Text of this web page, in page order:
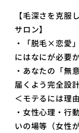
【毛深さを克服
サロン】
・「脱毛×恋愛
にはなにが必要
・あなたの「無
届くよう完全設
＜モテるには理
・女性心理・行
いの場等（女性